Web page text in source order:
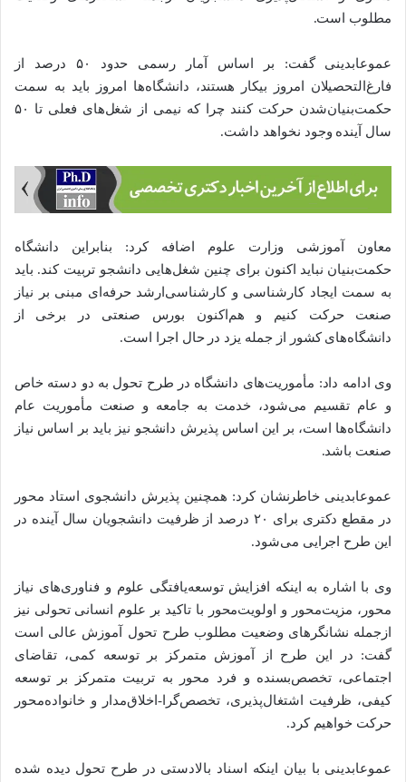
مطلوب است.
عموعابدینی گفت: بر اساس آمار رسمی حدود ۵۰ درصد از
فارغ‌التحصیلان امروز بیکار هستند، دانشگاه‌ها امروز باید به سمت
حکمت‌بنیان‌شدن حرکت کنند چرا که نیمی از شغل‌های فعلی تا ۵۰
سال آینده وجود نخواهد داشت.
معاون آموزشی وزارت علوم اضافه کرد: بنابراین دانشگاه
حکمت‌بنیان نباید اکنون برای چنین شغل‌هایی دانشجو تربیت کند. باید
به سمت ایجاد کارشناسی و کارشناسی‌ارشد حرفه‌ای مبنی بر نیاز
صنعت حرکت کنیم و هم‌اکنون بورس صنعتی در برخی از
دانشگاه‌های کشور از جمله یزد در حال اجرا است.
وی ادامه داد: مأموریت‌های دانشگاه در طرح تحول به دو دسته خاص
و عام تقسیم می‌شود، خدمت به جامعه و صنعت مأموریت عام
دانشگاه‌ها است‌، بر این اساس پذیرش دانشجو نیز باید بر اساس نیاز
صنعت باشد.
عموعابدینی خاطرنشان کرد: همچنین پذیرش دانشجوی استاد محور
در مقطع دکتری برای ۲۰ درصد از ظرفیت دانشجویان سال آینده در
این طرح اجرایی می‌شود.
وی با اشاره به اینکه افزایش توسعه‌یافتگی علوم و فناوری‌های نیاز
محور، مزیت‌محور و اولویت‌محور با تاکید بر علوم انسانی تحولی نیز
ازجمله نشانگرهای وضعیت مطلوب طرح تحول آموزش عالی است
گفت: در این طرح از آموزش متمرکز بر توسعه کمی، تقاضای
اجتماعی، تخصص‌بسنده و فرد محور به تربیت متمرکز بر توسعه
کیفی، ظرفیت اشتغال‌پذیری، تخصص‌گرا-اخلاق‌مدار و خانواده‌محور
حرکت خواهیم کرد.
عموعابدینی با بیان اینکه اسناد بالادستی در طرح تحول دیده شده